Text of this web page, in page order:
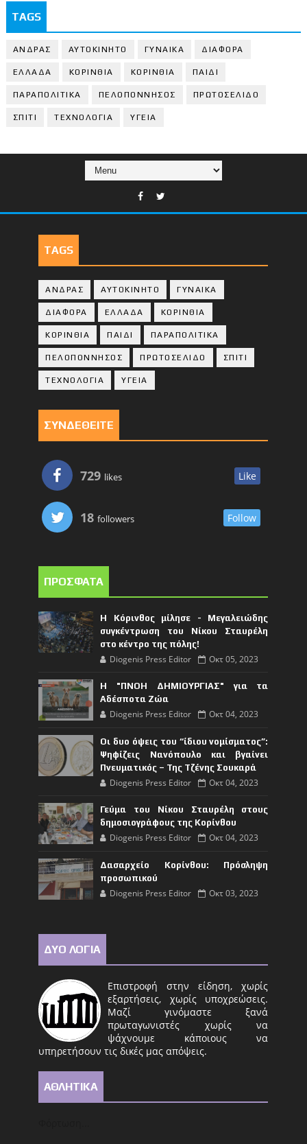
TAGS
ΑΝΔΡΑΣ ΑΥΤΟΚΙΝΗΤΟ ΓΥΝΑΙΚΑ ΔΙΑΦΟΡΑ
ΕΛΛΑΔΑ ΚΟΡΙΝΘΙΑ ΚΟΡΙΝΘΙA ΠΑΙΔΙ
ΠΑΡΑΠΟΛΙΤΙΚΑ ΠΕΛΟΠΟΝΝΗΣΟΣ ΠΡΩΤΟΣΕΛΙΔΟ
ΣΠΙΤΙ ΤΕΧΝΟΛΟΓΙΑ ΥΓΕΙΑ
TAGS
ΑΝΔΡΑΣ ΑΥΤΟΚΙΝΗΤΟ ΓΥΝΑΙΚΑ
ΔΙΑΦΟΡΑ ΕΛΛΑΔΑ ΚΟΡΙΝΘΙΑ
ΚΟΡΙΝΘΙA ΠΑΙΔΙ ΠΑΡΑΠΟΛΙΤΙΚΑ
ΠΕΛΟΠΟΝΝΗΣΟΣ ΠΡΩΤΟΣΕΛΙΔΟ ΣΠΙΤΙ
ΤΕΧΝΟΛΟΓΙΑ ΥΓΕΙΑ
ΣΥΝΔΕΘΕΙΤΕ
729 likes Like
18 followers Follow
ΠΡΟΣΦΑΤΑ
Η Κόρινθος μίλησε - Μεγαλειώδης
συγκέντρωση του Νίκου Σταυρέλη
στο κέντρο της πόλης!
Diogenis Press Editor Οκτ 05, 2023
Η "ΠΝΟΗ ΔΗΜΙΟΥΡΓΙΑΣ" για τα
Αδέσποτα Ζώα
Diogenis Press Editor Οκτ 04, 2023
Οι δυο όψεις του “ίδιου νομίσματος”:
Ψηφίζεις Νανόπουλο και βγαίνει
Πνευματικός – Της Τζένης Σουκαρά
Diogenis Press Editor Οκτ 04, 2023
Γεύμα του Νίκου Σταυρέλη στους
δημοσιογράφους της Κορίνθου
Diogenis Press Editor Οκτ 04, 2023
Δασαρχείο Κορίνθου: Πρόσληψη
προσωπικού
Diogenis Press Editor Οκτ 03, 2023
ΔΥΟ ΛΟΓΙΑ
Επιστροφή στην είδηση, χωρίς
εξαρτήσεις, χωρίς υποχρεώσεις.
Μαζί γινόμαστε ξανά
πρωταγωνιστές χωρίς να
ψάχνουμε κάποιους να
υπηρετήσουν τις δικές μας απόψεις.
ΑΘΛΗΤΙΚΑ